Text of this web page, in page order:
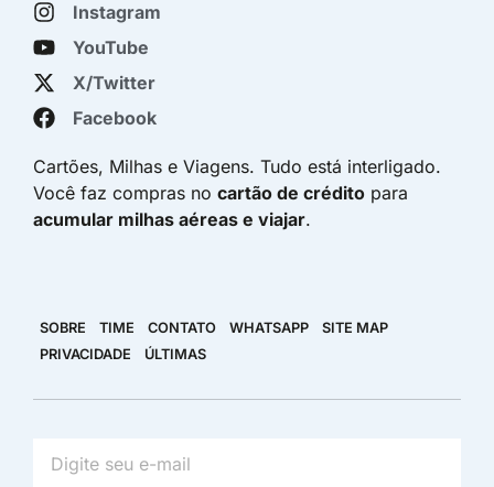
Instagram
YouTube
X/Twitter
Facebook
Cartões, Milhas e Viagens. Tudo está interligado.
Você faz compras no cartão de crédito para
acumular milhas aéreas e viajar.
SOBRE TIME CONTATO WHATSAPP
SITE MAP
PRIVACIDADE
ÚLTIMAS